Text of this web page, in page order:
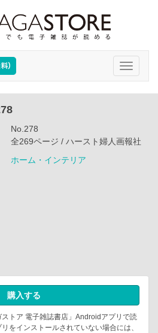
Toggle
No.278
全269ページ / ハースト婦人画報社
ホーム・インテリア
購入する
トア 電子雑誌書店」Androidアプリで読
をインストールされていない場合には、